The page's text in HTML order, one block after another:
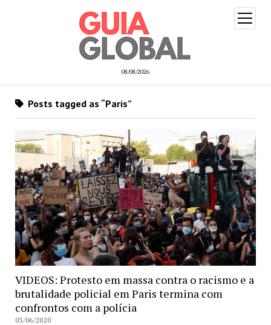
08/08/2026
open
menu
Posts tagged as “Paris”
VIDEOS: Protesto em massa contra o racismo e a
brutalidade policial em Paris termina com
confrontos com a polícia
03/06/2020